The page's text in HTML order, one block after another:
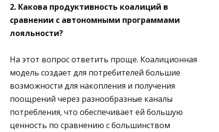
2. Какова продуктивность коалиций в
сравнении с автономными программами
лояльности?
На этот вопрос ответить проще. Коалиционная
модель создает для потребителей большие
возможности для накопления и получения
поощрений через разнообразные каналы
потребления, что обеспечивает ей большую
ценность по сравнению с большинством